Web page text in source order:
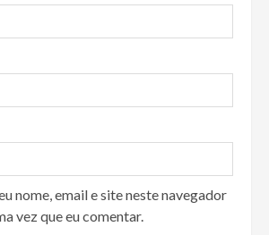
nome, email e site neste navegador
vez que eu comentar.